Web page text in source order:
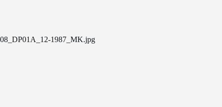
08_DP01A_12-1987_MK.jpg